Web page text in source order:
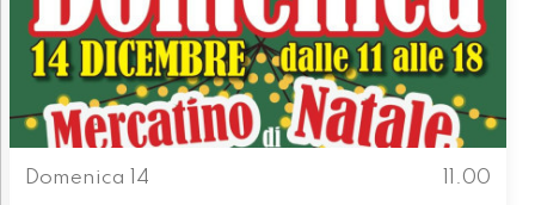
Domenica 14
11.00